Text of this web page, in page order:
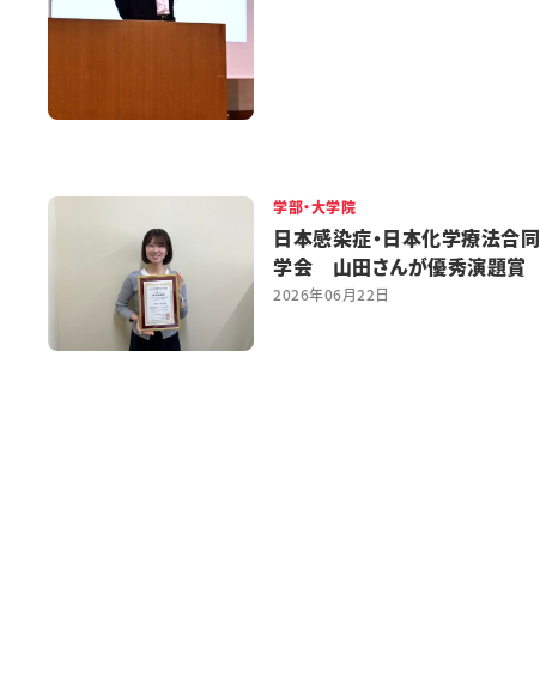
学部・大学院
日本感染症・日本化学療法合同
学会 山田さんが優秀演題賞
2026年06月22日